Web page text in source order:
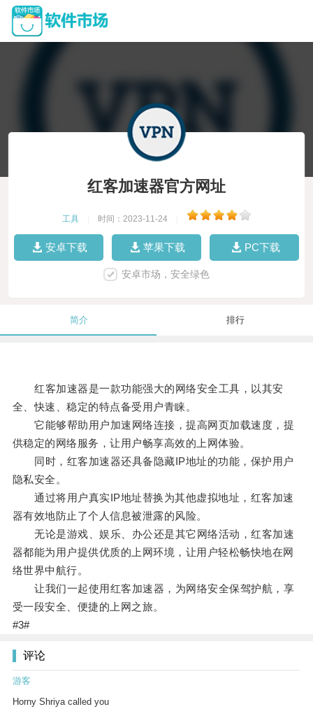
红客加速器官方网址
工具 时间：2023-11-24
安卓下载 苹果下载 PC下载
安卓市场，安全绿色
简介 排行
红客加速器是一款功能强大的网络安全工具，以其安
全、快速、稳定的特点备受用户青睐。
它能够帮助用户加速网络连接，提高网页加载速度，提
供稳定的网络服务，让用户畅享高效的上网体验。
同时，红客加速器还具备隐藏IP地址的功能，保护用户
隐私安全。
通过将用户真实IP地址替换为其他虚拟地址，红客加速
器有效地防止了个人信息被泄露的风险。
无论是游戏、娱乐、办公还是其它网络活动，红客加速
器都能为用户提供优质的上网环境，让用户轻松畅快地在网
络世界中航行。
让我们一起使用红客加速器，为网络安全保驾护航，享
受一段安全、便捷的上网之旅。
#3#
评论
游客
Horny Shriya called you